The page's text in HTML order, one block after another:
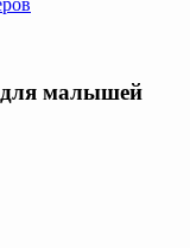
малышей